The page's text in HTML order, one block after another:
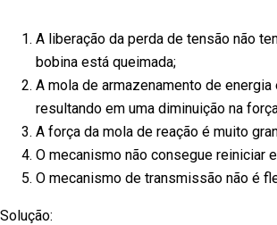
A liberação da perda de tensão não
bobina está queimada;
A mola de armazenamento de
resultando em uma diminuição na
A força da mola de reação é muito
O mecanismo não consegue reiniciar
O mecanismo de transmissão não é
Solução: